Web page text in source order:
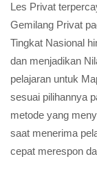
Les Privat
Gemilang Privat
Tingkat Nasional
dan menjadikan
pelajaran untuk
sesuai pilihannya
metode yang
saat menerima
cepat merespon